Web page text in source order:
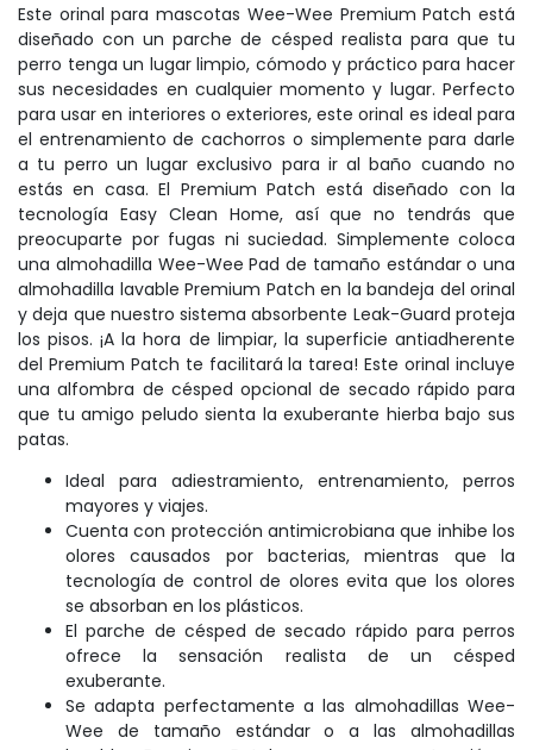
Este orinal para mascotas Wee-Wee Premium Patch está
diseñado con un parche de césped realista para que tu
perro tenga un lugar limpio, cómodo y práctico para hacer
sus necesidades en cualquier momento y lugar. Perfecto
para usar en interiores o exteriores, este orinal es ideal para
el entrenamiento de cachorros o simplemente para darle
a tu perro un lugar exclusivo para ir al baño cuando no
estás en casa. El Premium Patch está diseñado con la
tecnología Easy Clean Home, así que no tendrás que
preocuparte por fugas ni suciedad. Simplemente coloca
una almohadilla Wee-Wee Pad de tamaño estándar o una
almohadilla lavable Premium Patch en la bandeja del orinal
y deja que nuestro sistema absorbente Leak-Guard proteja
los pisos. ¡A la hora de limpiar, la superficie antiadherente
del Premium Patch te facilitará la tarea! Este orinal incluye
una alfombra de césped opcional de secado rápido para
que tu amigo peludo sienta la exuberante hierba bajo sus
patas.
Ideal para adiestramiento, entrenamiento, perros
mayores y viajes.
Cuenta con protección antimicrobiana que inhibe los
olores causados por bacterias, mientras que la
tecnología de control de olores evita que los olores
se absorban en los plásticos.
El parche de césped de secado rápido para perros
ofrece la sensación realista de un césped
exuberante.
Se adapta perfectamente a las almohadillas Wee-
Wee de tamaño estándar o a las almohadillas